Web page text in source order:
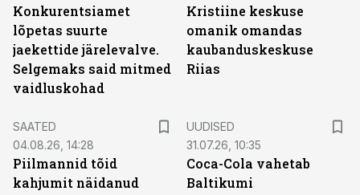
Konkurentsiamet
lõpetas suurte
jaekettide järelevalve.
Selgemaks said mitmed
vaidluskohad
Kristiine keskuse
omanik omandas
kaubanduskeskuse
Riias
SAATED
04.08.26, 14:28
Piilmannid tõid
kahjumit näidanud
UUDISED
31.07.26, 10:35
Coca-Cola vahetab
Baltikumi